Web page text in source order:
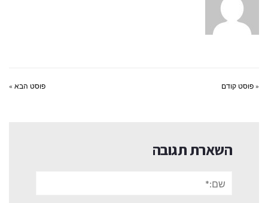
« פוסט קודם פוסט הבא »
השארת תגובה